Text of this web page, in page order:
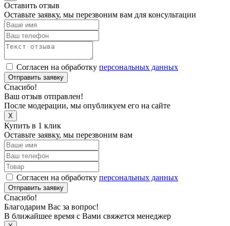
Оставить отзыв
Оставьте заявку, мы перезвоним вам для консультации
Согласен на обработку персональных данных
Отправить заявку
Спасибо!
Ваш отзыв отправлен!
После модерации, мы опубликуем его на сайте
X
Купить в 1 клик
Оставьте заявку, мы перезвоним вам
Согласен на обработку персональных данных
Отправить заявку
Спасибо!
Благодарим Вас за вопрос!
В ближайшее время с Вами свяжется менеджер